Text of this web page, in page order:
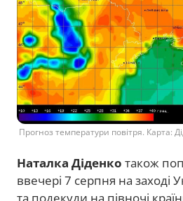
Прогноз температури повітря. Карта:
Наталка Діденко також
ввечері 7 серпня на заході